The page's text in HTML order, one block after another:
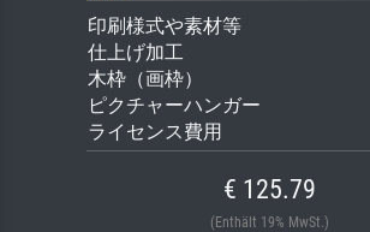
印刷様式や素材等
仕上げ加工
木枠（画枠）
ピクチャーハンガー
ライセンス費用
€ 125.79
(Enthält 19% MwSt.)